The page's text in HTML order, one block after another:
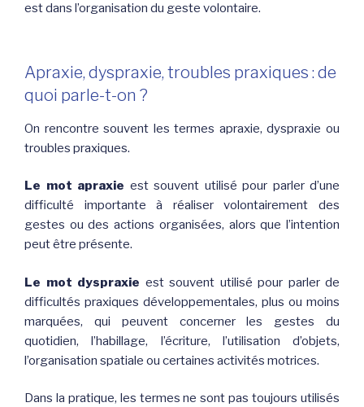
est dans l’organisation du geste volontaire.
Apraxie, dyspraxie, troubles praxiques : de
quoi parle-t-on ?
On rencontre souvent les termes apraxie, dyspraxie ou
troubles praxiques.
Le mot apraxie est souvent utilisé pour parler d’une
difficulté importante à réaliser volontairement des
gestes ou des actions organisées, alors que l’intention
peut être présente.
Le mot dyspraxie est souvent utilisé pour parler de
difficultés praxiques développementales, plus ou moins
marquées, qui peuvent concerner les gestes du
quotidien, l’habillage, l’écriture, l’utilisation d’objets,
l’organisation spatiale ou certaines activités motrices.
Dans la pratique, les termes ne sont pas toujours utilisés